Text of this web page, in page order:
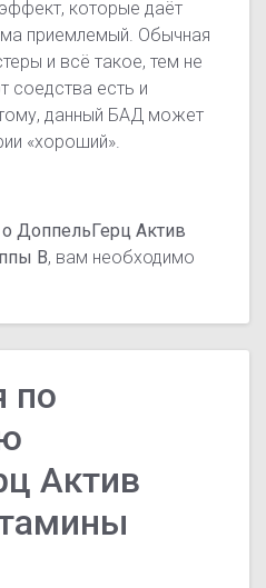
которые даёт
приемлемый. Обычная
и всё такое, тем не
соедства есть и
данный БАД может
«хороший».
ДоппельГерц Актив
В, вам необходимо
по
Актив